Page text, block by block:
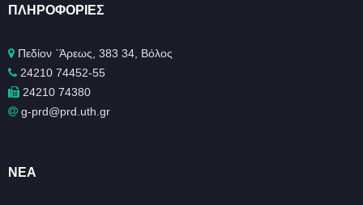
ΠΛΗΡΟΦΟΡΊΕΣ
Πεδίον ΄Άρεως, 383 34, Βόλος
24210 74452-55
24210 74380
g-prd@prd.uth.gr
ΝΈΑ